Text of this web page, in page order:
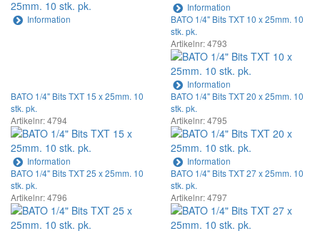
Information
Information
BATO 1/4" Bits TXT 10 x 25mm. 10
stk. pk.
Artikelnr: 4793
Information
BATO 1/4" Bits TXT 15 x 25mm. 10
stk. pk.
Artikelnr: 4794
Information
BATO 1/4" Bits TXT 20 x 25mm. 10
stk. pk.
Artikelnr: 4795
Information
BATO 1/4" Bits TXT 25 x 25mm. 10
stk. pk.
Artikelnr: 4796
BATO 1/4" Bits TXT 27 x 25mm. 10
stk. pk.
Artikelnr: 4797